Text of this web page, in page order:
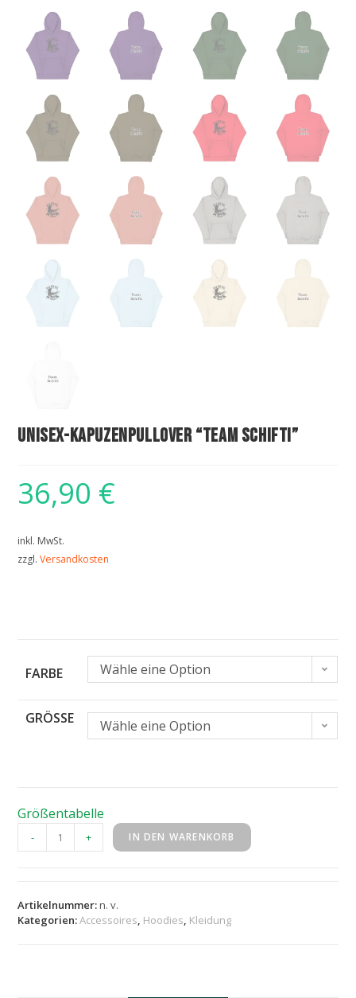
Unisex-Kapuzenpullover “Team Schifti”
36,90 €
inkl. MwSt.
zzgl.Versandkosten
FARBE Wähle eine Option
GRÖSSE Wähle eine Option
Größentabelle
- + IN DEN WARENKORB
Artikelnummer:n. v.
Kategorien:Accessoires, Hoodies, Kleidung